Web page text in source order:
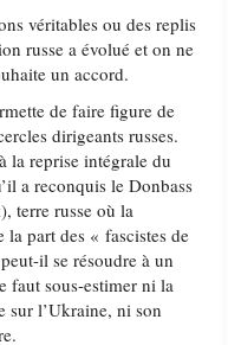
véritables ou des replis
russe a évolué et on ne
un accord.
de faire figure de
dirigeants russes.
la reprise intégrale du
a reconquis le Donbass
terre russe où la
part des « fascistes de
il se résoudre à un
faut sous-estimer ni la
sur l’Ukraine, ni son